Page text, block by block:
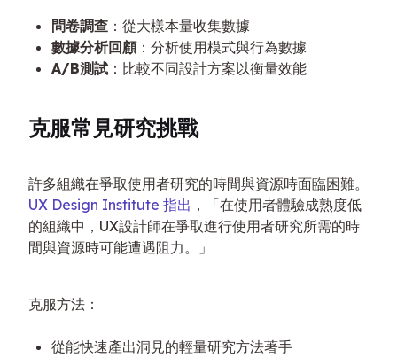
問卷調查 ：從大樣本量收集數據
數據分析回顧：分析使用模式與行為數據
A/B測試 ：比較不同設計方案以衡量效能
克服常見研究挑戰
許多組織在爭取使用者研究的時間與資源時面臨困難。
UX Design Institute 指出 ，「在使用者體驗成熟度低
的組織中，UX設計師在爭取進行使用者研究所需的時
間與資源時可能遭遇阻力。」
克服方法：
從能快速產出洞見的輕量研究方法著手